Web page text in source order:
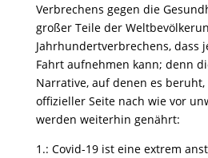
Verbrechens gegen die
großer Teile der
Jahrhundertverbrechens, dass
Fahrt aufnehmen kann; denn
Narrative, auf denen es
offizieller Seite nach wie vor
werden weiterhin genährt:
1.: Covid-19 ist eine extrem